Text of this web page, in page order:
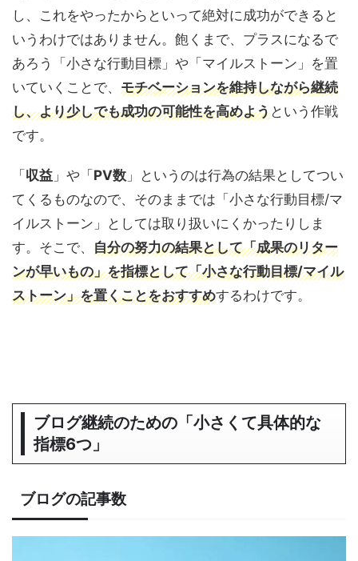
し、これをやったからといって絶対に成功ができると
いうわけではありません。飽くまで、プラスになるで
あろう「小さな行動目標」や「マイルストーン」を置
いていくことで、 モチベーションを維持しながら継続
し、より少しでも成功の可能性を高めようという作戦
です。
「収益 」や「PV数 」というのは行為の結果としてつい
てくるものなので、そのままでは「小さな行動目標/マ
イルストーン」としては取り扱いにくかったりしま
す。そこで、 自分の努力の結果として「成果のリター
ンが早いもの」を指標として「小さな行動目標/マイル
ストーン」を置くことをおすすめするわけです。
ブログ継続のための「小さくて具体的な
指標6つ」
ブログの記事数